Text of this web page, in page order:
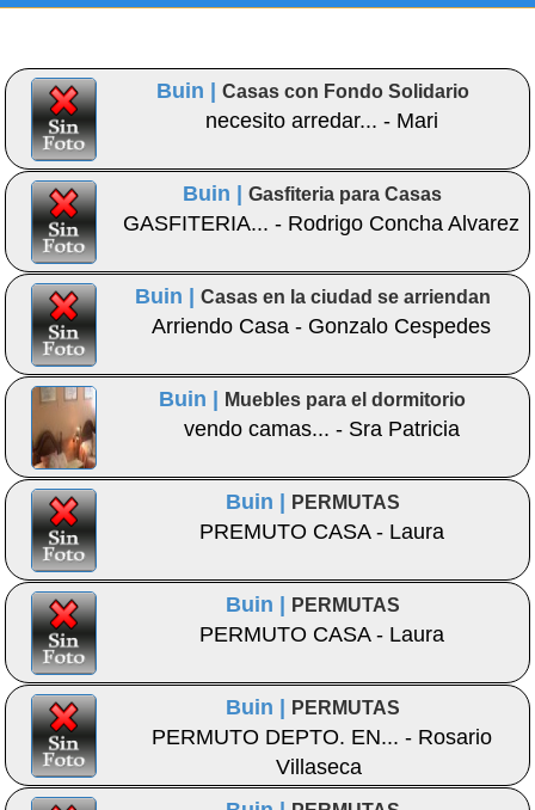
Buin | Casas con Fondo Solidario
necesito arredar... - Mari
Buin |Gasfiteria para Casas
GASFITERIA... - Rodrigo Concha Alvarez
Buin | Casas en la ciudad se arriendan
Arriendo Casa - Gonzalo Cespedes
Buin | Muebles para el dormitorio
vendo camas... - Sra Patricia
Buin | PERMUTAS
PREMUTO CASA - Laura
Buin | PERMUTAS
PERMUTO CASA - Laura
Buin | PERMUTAS
PERMUTO DEPTO. EN... - Rosario
Villaseca